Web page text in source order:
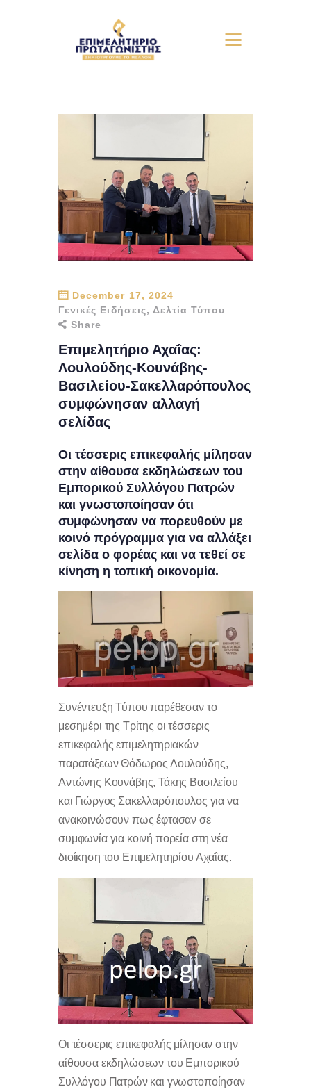
December 17, 2024
Γενικές Ειδήσεις, Δελτία Τύπου
Share
Επιμελητήριο Αχαΐας:
Λουλούδης-Κουνάβης-
Βασιλείου-Σακελλαρόπουλος
συμφώνησαν αλλαγή
σελίδας
Οι τέσσερις επικεφαλής μίλησαν
στην αίθουσα εκδηλώσεων του
Εμπορικού Συλλόγου Πατρών
και γνωστοποίησαν ότι
συμφώνησαν να πορευθούν με
κοινό πρόγραμμα για να αλλάξει
σελίδα ο φορέας και να τεθεί σε
κίνηση η τοπική οικονομία.
Συνέντευξη Τύπου παρέθεσαν το
μεσημέρι της Τρίτης οι τέσσερις
επικεφαλής επιμελητηριακών
παρατάξεων Θόδωρος Λουλούδης,
Αντώνης Κουνάβης, Τάκης Βασιλείου
και Γιώργος Σακελλαρόπουλος για να
ανακοινώσουν πως έφτασαν σε
συμφωνία για κοινή πορεία στη νέα
διοίκηση του Επιμελητηρίου Αχαΐας.
Οι τέσσερις επικεφαλής μίλησαν στην
αίθουσα εκδηλώσεων του Εμπορικού
Συλλόγου Πατρών και γνωστοποίησαν